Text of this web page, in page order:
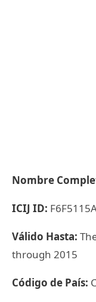
Nombre
ICIJ ID:
Válido Hasta:
through 2015
Código de País: